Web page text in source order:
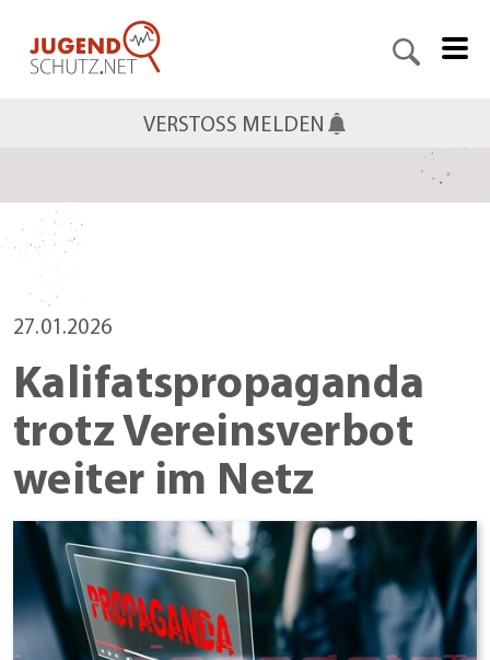
VERSTOSS MELDEN
27.01.2026
Kalifatspropaganda
trotz Vereinsverbot
weiter im Netz